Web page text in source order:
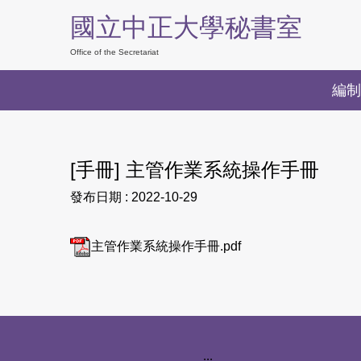
要
容
國立中正大學秘書室
Office of the Secretariat
編制
[手冊] 主管作業系統操作手冊
發布日期 : 2022-10-29
主管作業系統操作手冊.pdf